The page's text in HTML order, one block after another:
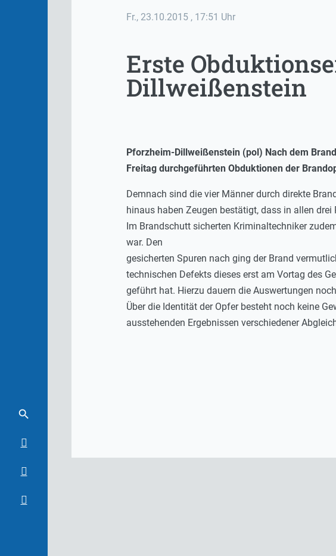
Fr., 23.10.2015 , 17:51 Uhr
Erste
Dillweißenstein
Pforzheim-Dillweißenstein (pol) Nach dem
Freitag durchgeführten Obduktionen der
Demnach sind die vier Männer durch direkte
hinaus haben Zeugen bestätigt, dass in allen
Im Brandschutt sicherten Kriminaltechniker
war. Den
gesicherten Spuren nach ging der Brand
technischen Defekts dieses erst am Vortag des
geführt hat. Hierzu dauern die Auswertungen
Über die Identität der Opfer besteht noch keine
ausstehenden Ergebnissen verschiedener